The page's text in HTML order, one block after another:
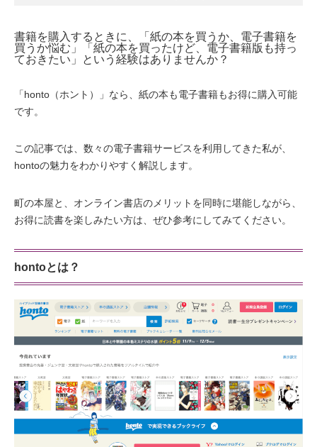
書籍を購入するときに、「紙の本を買うか、電子書籍を
買うか悩む」「紙の本を買ったけど、電子書籍版も持っ
ておきたい」という経験はありませんか？
「honto（ホント）」なら、紙の本も電子書籍もお得に購入可能
です。
この記事では、数々の電子書籍サービスを利用してきた私が、
hontoの魅力をわかりやすく解説します。
町の本屋と、オンライン書店のメリットを同時に堪能しながら、
お得に読書を楽しみたい方は、ぜひ参考にしてみてください。
hontoとは？